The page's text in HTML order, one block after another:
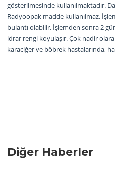
gösterilmesinde kullanılmaktadır.
Radyoopak madde kullanılmaz.
bulantı olabilir. İşlemden sonra 2
idrar rengi koyulaşır. Çok nadir
karaciğer ve böbrek hastalarında,
Diğer Haberler